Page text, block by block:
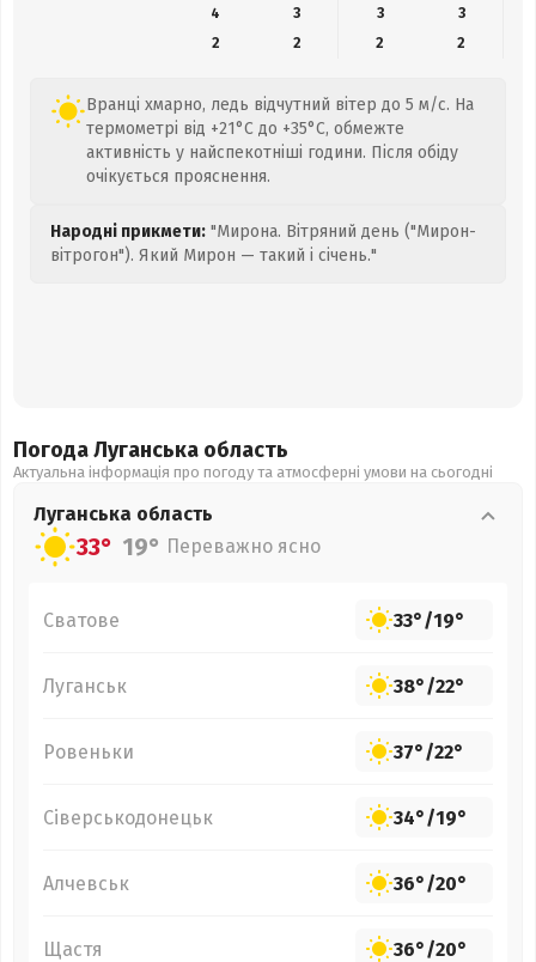
4
3 3
3
2
2 2 2
Вранці хмарно, ледь відчутний вітер до 5 м/с. На
термометрі від +21°C до +35°C, обмежте
активність у найспекотніші години. Після обіду
очікується прояснення.
Народні прикмети: "Мирона. Вітряний день ("Мирон-
вітрогон"). Який Мирон — такий і січень."
Погода Луганська область
Актуальна інформація про погоду та атмосферні умови на сьогодні
Луганська область
33° 19° Переважно ясно
Сватове 33°/19°
Луганськ 38°/22°
Ровеньки 37°/22°
Сіверськодонецьк 34°/19°
Алчевськ 36°/20°
Щастя 36°/20°